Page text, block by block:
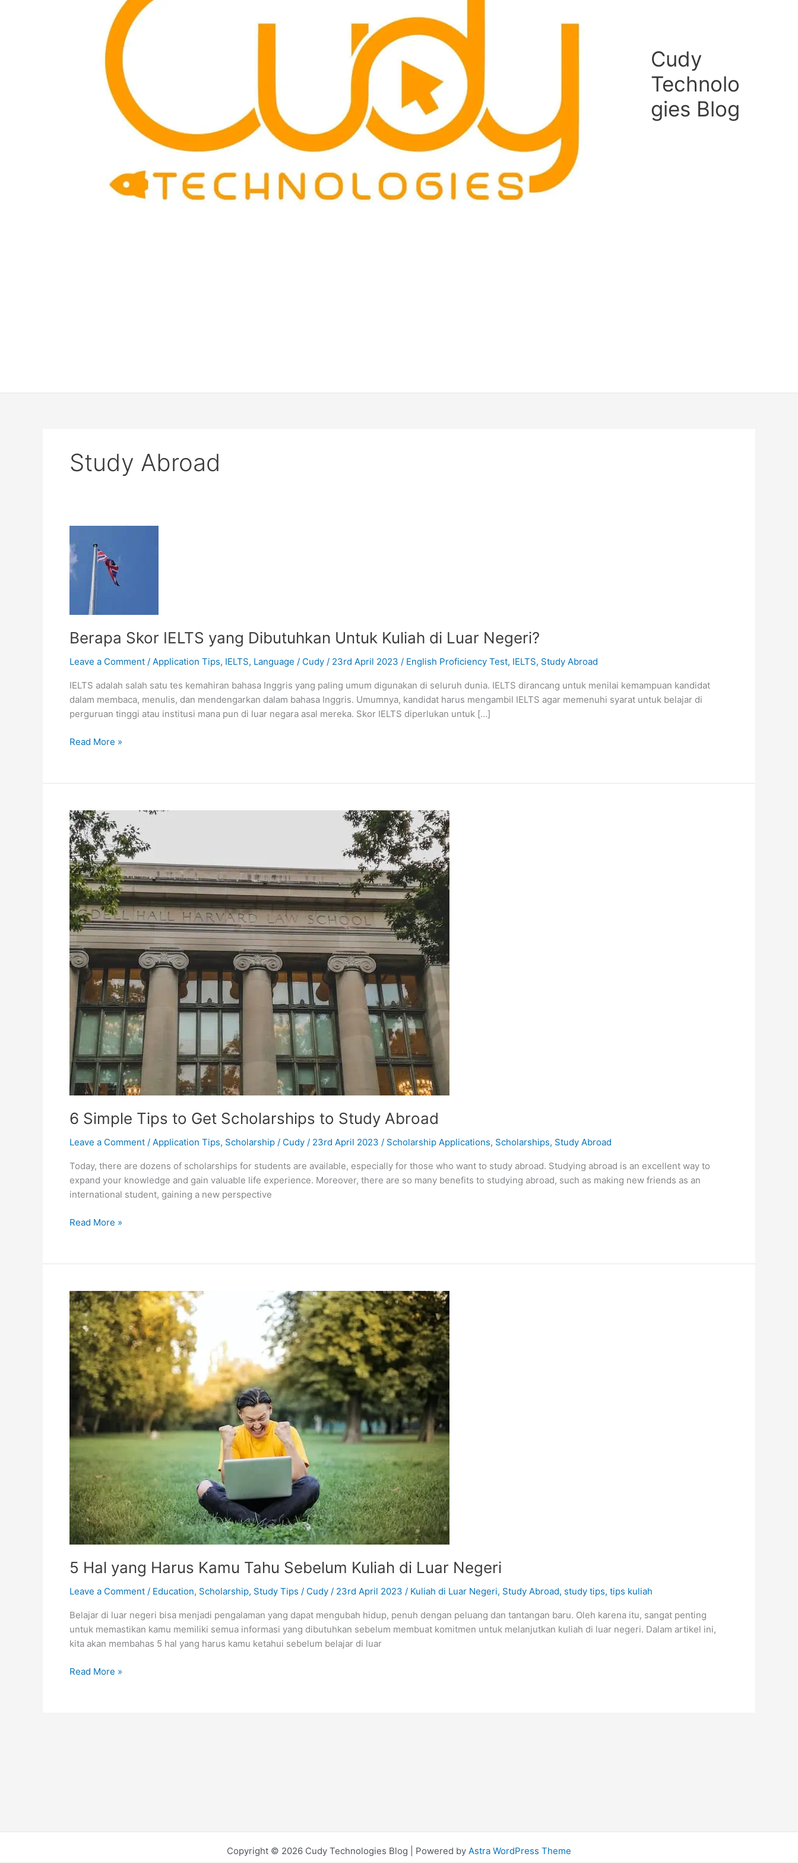
Cudy
Technolo
gies Blog
Study Abroad
Berapa Skor IELTS yang Dibutuhkan Untuk Kuliah di Luar Negeri?
Leave a Comment / Application Tips, IELTS, Language / Cudy / 23rd April 2023 / English Proficiency Test, IELTS, Study Abroad
IELTS adalah salah satu tes kemahiran bahasa Inggris yang paling umum digunakan di seluruh dunia. IELTS dirancang untuk menilai kemampuan kandidat
dalam membaca, menulis, dan mendengarkan dalam bahasa Inggris. Umumnya, kandidat harus mengambil IELTS agar memenuhi syarat untuk belajar di
perguruan tinggi atau institusi mana pun di luar negara asal mereka. Skor IELTS diperlukan untuk […]
Berapa
yang
Untuk
Kuliah
di
Luar
Negeri?
Read More »
6 Simple Tips to Get Scholarships to Study Abroad
Leave a Comment / Application Tips, Scholarship / Cudy / 23rd April 2023 / Scholarship Applications, Scholarships, Study Abroad
Today, there are dozens of scholarships for students are available, especially for those who want to study abroad. Studying abroad is an excellent way to
expand your knowledge and gain valuable life experience. Moreover, there are so many benefits to studying abroad, such as making new friends as an
international student, gaining a new perspective
6
to
Scholarships
to
Study
Abroad
Read More »
5 Hal yang Harus Kamu Tahu Sebelum Kuliah di Luar Negeri
Leave a Comment / Education, Scholarship, Study Tips / Cudy / 23rd April 2023 / Kuliah di Luar Negeri, Study Abroad, study tips, tips kuliah
Belajar di luar negeri bisa menjadi pengalaman yang dapat mengubah hidup, penuh dengan peluang dan tantangan baru. Oleh karena itu, sangat penting
untuk memastikan kamu memiliki semua informasi yang dibutuhkan sebelum membuat komitmen untuk melanjutkan kuliah di luar negeri. Dalam artikel ini,
kita akan membahas 5 hal yang harus kamu ketahui sebelum belajar di luar
5
Read More »
Copyright © 2026 Cudy Technologies Blog | Powered by Astra WordPress Theme